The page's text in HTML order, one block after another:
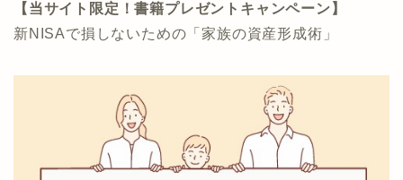
【当サイト限定！書籍プレゼントキャンペーン】
新NISAで損しないための「家族の資産形成術」